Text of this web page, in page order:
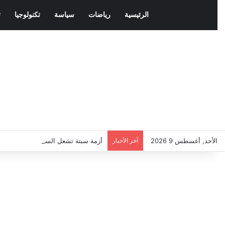
الرئيسية رياضات سياسة تكنولوجيا
الأحد, أغسطس 9 2026 آخر الأخبار